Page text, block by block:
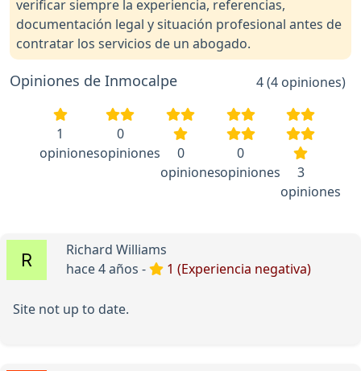
verificar siempre la experiencia, referencias,
documentación legal y situación profesional antes de
contratar los servicios de un abogado.
Opiniones de Inmocalpe 4 (4 opiniones)
1
opiniones
0
opiniones
0
opiniones
0
opiniones
3
opiniones
Richard Williams
hace 4 años -
1 (Experiencia negativa)
Site not up to date.